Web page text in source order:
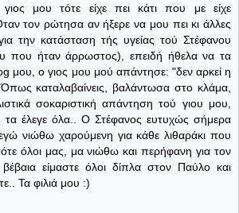
μου τότε είχε πει κάτι που με είχε
τον ρώτησα αν ήξερε να μου πει κι άλλες
την κατάσταση τής υγείας τού Στέφανου
που ήταν άρρωστος), επειδή ήθελα να τα
μου, ο γιος μου μού απάντησε: "δεν αρκεί η
Όπως καταλαβαίνεις, βαλάντωσα στο κλάμα,
σοκαριστική απάντηση τού γιου μου,
έλεγε όλα.. Ο Στέφανος ευτυχώς σήμερα
εγώ νιώθω χαρούμενη για κάθε λιθαράκι που
όλοι μας, μα νιώθω και περήφανη για τον
είμαστε όλοι δίπλα στον Παύλο και
Τα φιλιά μου :)